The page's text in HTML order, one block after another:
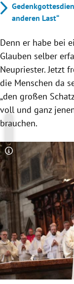
anderen Last“
Denn er habe bei
Glauben selber
Neupriester. Jetzt
die Menschen da
„den großen
voll und ganz
brauchen.
Copyright-